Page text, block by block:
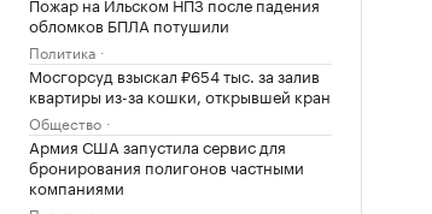
обломков БПЛА потушили
Политика
Мосгорсуд взыскал ₽654 тыс. за залив
квартиры из-за кошки, открывшей кран
Общество
Армия США запустила сервис для
бронирования полигонов частными
компаниями